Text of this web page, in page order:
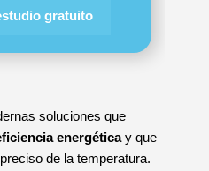
gratuito
soluciones que
energéticay que
de la temperatura.